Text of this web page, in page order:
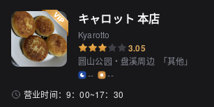
キャロット 本店
Kyarotto
3.05
圆山公园・盘溪周边 「其他」
--
--
营业时间： 9：00~17：30